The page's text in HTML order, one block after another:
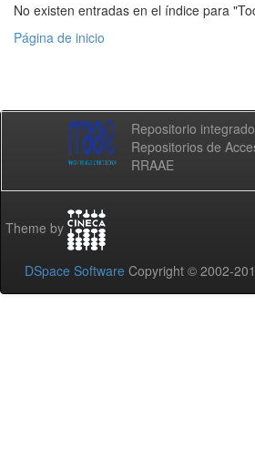
No existen entradas en el índice para
Página de inicio
Repositorio
Repositorios de
RRAAE
Theme by
DSpace Software Copyright © 2002-